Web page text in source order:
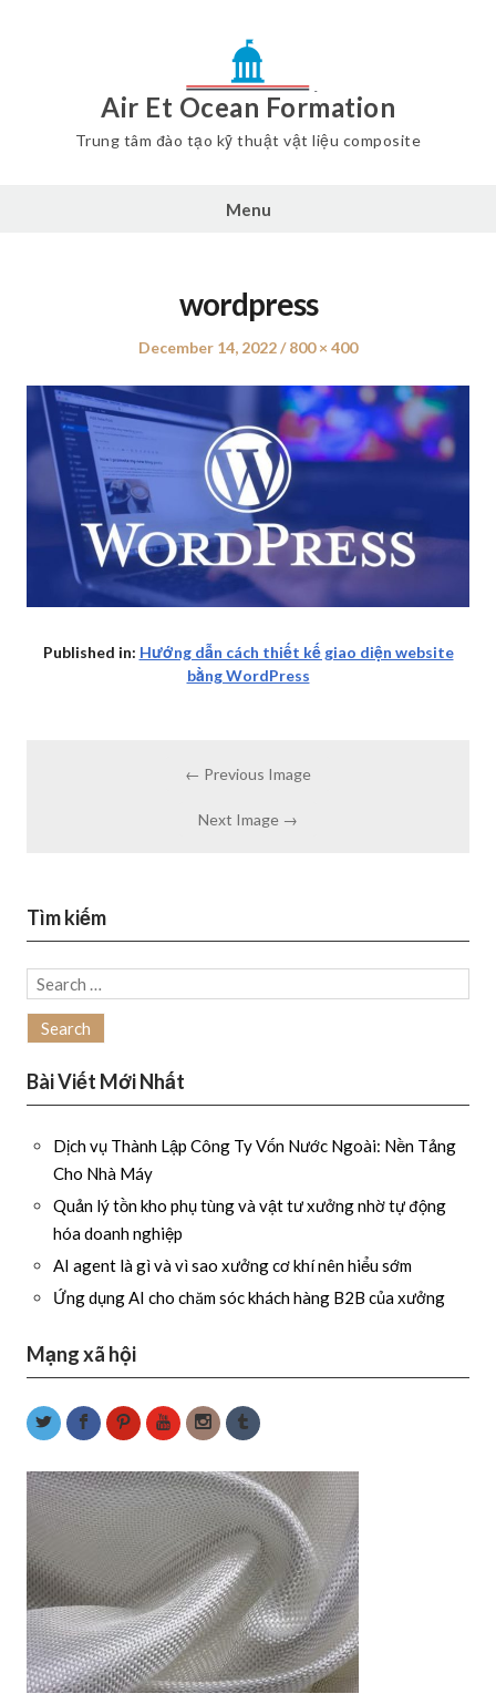
Air Et Ocean Formation
Trung tâm đào tạo kỹ thuật vật liệu composite
Menu
wordpress
Posted
December 14, 2022
Full
800 × 400
Published in: Hướng dẫn cách thiết kế giao diện website
bằng WordPress
← Previous Image
Next Image →
Tìm kiếm
Search
for:
Bài Viết Mới Nhất
Dịch vụ Thành Lập Công Ty Vốn Nước Ngoài: Nền Tảng
Cho Nhà Máy
Quản lý tồn kho phụ tùng và vật tư xưởng nhờ tự động
hóa doanh nghiệp
AI agent là gì và vì sao xưởng cơ khí nên hiểu sớm
Ứng dụng AI cho chăm sóc khách hàng B2B của xưởng
Mạng xã hội